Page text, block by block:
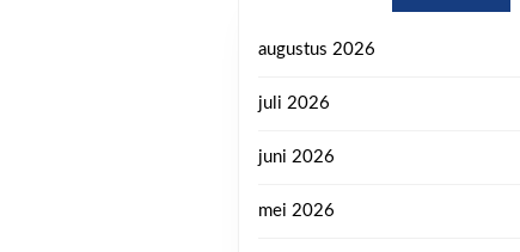
augustus 2026
juli 2026
juni 2026
mei 2026